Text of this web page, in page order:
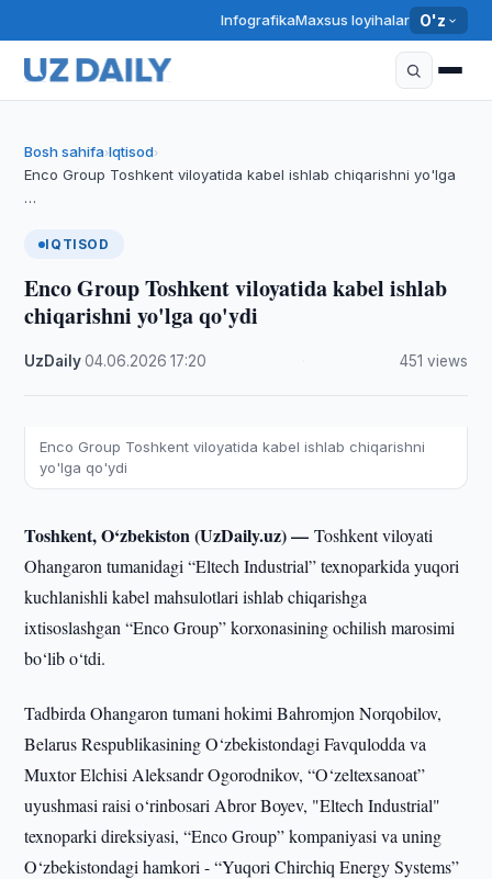
InfografikaMaxsus loyihalar O'z
Bosh sahifa›Iqtisod›
Enco Group Toshkent viloyatida kabel ishlab chiqarishni yo'lga
…
IQTISOD
Enco Group Toshkent viloyatida kabel ishlab
chiqarishni yo'lga qo'ydi
UzDaily·04.06.2026 ·17:20 451 views
Enco Group Toshkent viloyatida kabel ishlab chiqarishni
yo'lga qo'ydi
Toshkent, O‘zbekiston (UzDaily.uz) —Toshkent viloyati
Ohangaron tumanidagi “Eltech Industrial” texnoparkida yuqori
kuchlanishli kabel mahsulotlari ishlab chiqarishga
ixtisoslashgan “Enco Group” korxonasining ochilish marosimi
bo‘lib o‘tdi.
Tadbirda Ohangaron tumani hokimi Bahromjon Norqobilov,
Belarus Respublikasining O‘zbekistondagi Favqulodda va
Muxtor Elchisi Aleksandr Ogorodnikov, “O‘zeltexsanoat”
uyushmasi raisi o‘rinbosari Abror Boyev, "Eltech Industrial"
texnoparki direksiyasi, “Enco Group” kompaniyasi va uning
O‘zbekistondagi hamkori - “Yuqori Chirchiq Energy Systems”